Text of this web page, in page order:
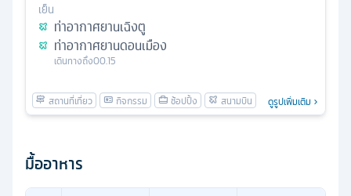
เย็น
ท่าอากาศยานเฉิงตู
ท่าอากาศยานดอนเมือง
เดินทางถึง00.15
ดูรูปเพิ่มเติม
มื้ออาหาร